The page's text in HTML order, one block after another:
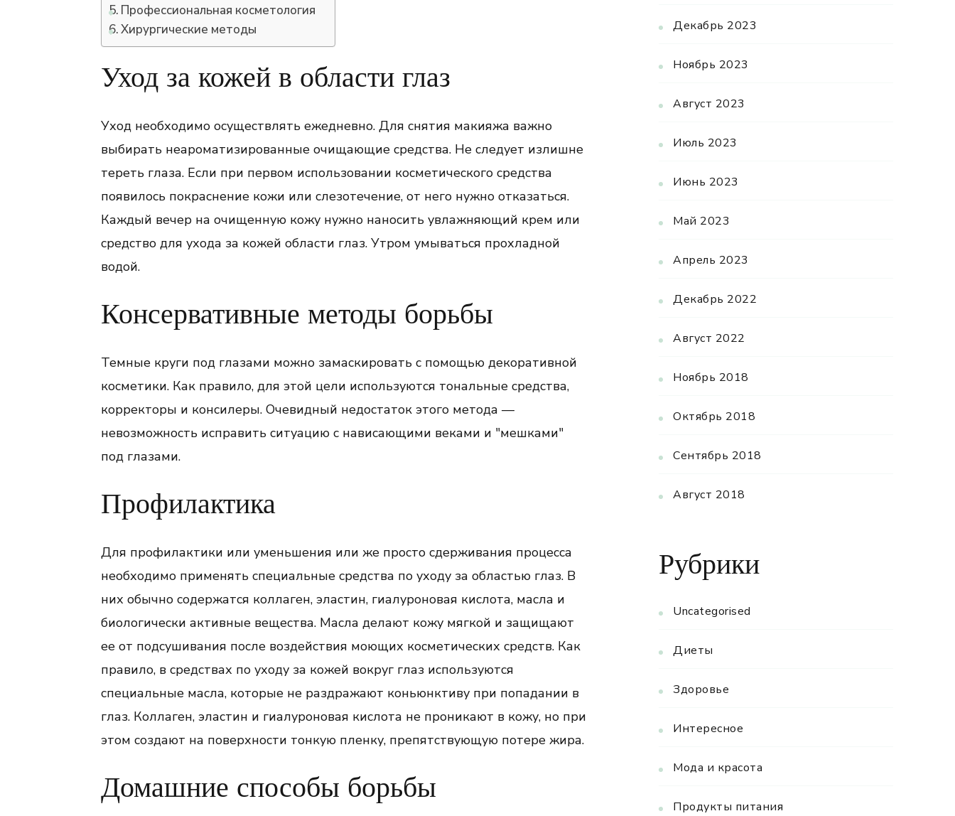
Профессиональная косметология
Хирургические методы
Уход за кожей в области глаз
Уход необходимо осуществлять ежедневно. Для снятия макияжа важно
выбирать неароматизированные очищающие средства. Не следует излишне
тереть глаза. Если при первом использовании косметического средства
появилось покраснение кожи или слезотечение, от него нужно отказаться.
Каждый вечер на очищенную кожу нужно наносить увлажняющий крем или
средство для ухода за кожей области глаз. Утром умываться прохладной
водой.
Консервативные методы борьбы
Темные круги под глазами можно замаскировать с помощью декоративной
косметики. Как правило, для этой цели используются тональные средства,
корректоры и консилеры. Очевидный недостаток этого метода —
невозможность исправить ситуацию с нависающими веками и "мешками"
под глазами.
Профилактика
Для профилактики или уменьшения или же просто сдерживания процесса
необходимо применять специальные средства по уходу за областью глаз. В
них обычно содержатся коллаген, эластин, гиалуроновая кислота, масла и
биологически активные вещества. Масла делают кожу мягкой и защищают
ее от подсушивания после воздействия моющих косметических средств. Как
правило, в средствах по уходу за кожей вокруг глаз используются
специальные масла, которые не раздражают коньюнктиву при попадании в
глаз. Коллаген, эластин и гиалуроновая кислота не проникают в кожу, но при
этом создают на поверхности тонкую пленку, препятствующую потере жира.
Домашние способы борьбы
Декабрь 2023
Ноябрь 2023
Август 2023
Июль 2023
Июнь 2023
Май 2023
Апрель 2023
Декабрь 2022
Август 2022
Ноябрь 2018
Октябрь 2018
Сентябрь 2018
Август 2018
Рубрики
Uncategorised
Диеты
Здоровье
Интересное
Мода и красота
Продукты питания